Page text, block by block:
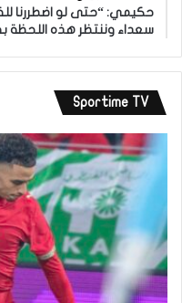
حكيمي: “حتى لو اضطررنا
سعداء وننتظر هذه اللحظة
Sportime TV